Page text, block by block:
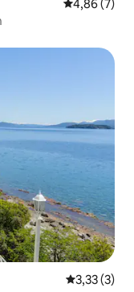
4,86 de uma
4,86 (7)
3,33 de
3,33 (3)